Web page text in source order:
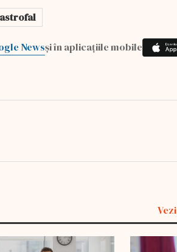
Newsși în aplicațiile mobile